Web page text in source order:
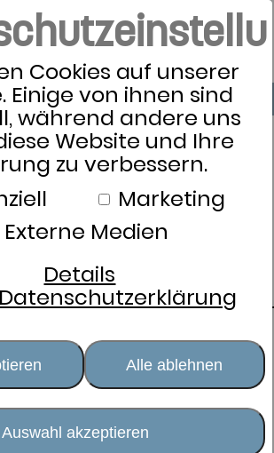
Cookies auf unserer
Einige von ihnen sind
während andere uns
Website und Ihre
zu verbessern.
Marketing
Externe Medien
Details
Datenschutzerklärung
Alle ablehnen
Auswahl akzeptieren
16cm H1 soft